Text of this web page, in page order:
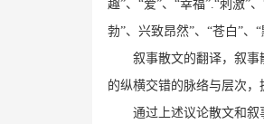
趣”、“爱”、“幸福”. “刺激”
勃”、兴致昂然”、“苍白”、
叙事散文的翻译，叙
的纵横交错的脉络与层次
通过上述议论散文和叙